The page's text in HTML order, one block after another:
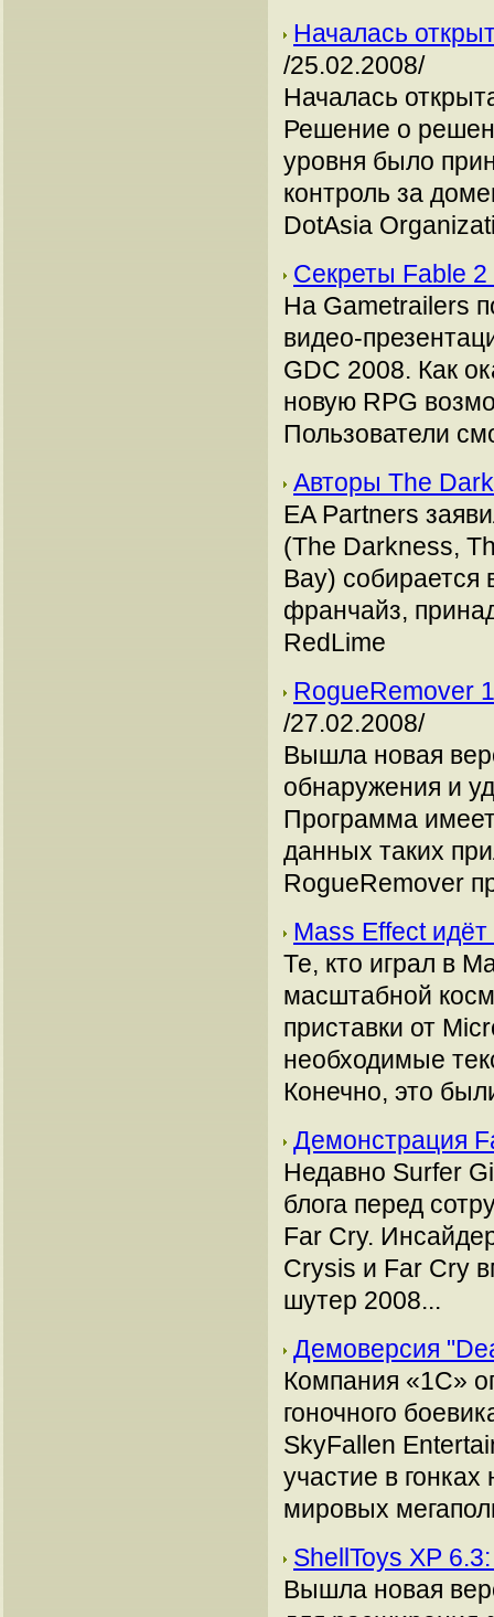
Началась
/25.02.2008/
Началась
Решение о
уровня было
контроль за
DotAsia
Секреты Fable
На Gametrailers
видео-
GDC 2008. Как
новую RPG
Пользователи
Авторы The
EA Partners
(The Darkness,
Bay) собирается
франчайз,
RedLime
RogueRemover
/27.02.2008/
Вышла новая
обнаружения и
Программа
данных таких
RogueRemover
Mass Effect
Те, кто играл в
масштабной
приставки от
необходимые
Конечно, это
Демонстрация
Недавно Surfer
блога перед
Far Cry.
Crysis и Far Cry
шутер 2008...
Демоверсия
Компания «1С»
гоночного
SkyFallen
участие в
мировых
ShellToys XP
Вышла новая